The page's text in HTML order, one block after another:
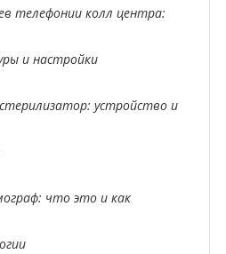
телефонии колл центра:
и настройки
устройство и
что это и как